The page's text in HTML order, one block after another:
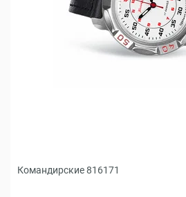
Командирские 816171